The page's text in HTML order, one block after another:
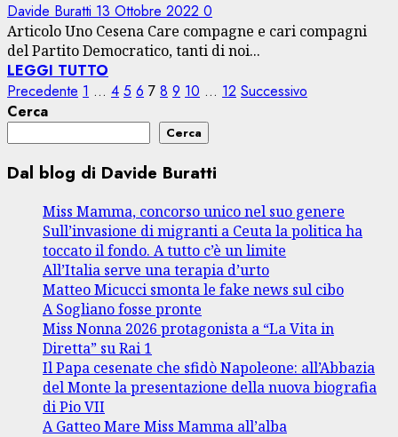
Davide Buratti 13 Ottobre 2022 0
Articolo Uno Cesena Care compagne e cari compagni
del Partito Democratico, tanti di noi...
LEGGI TUTTO
Paginazione
degli
articoli
Precedente 1 … 4 5 6 7 8 9 10 … 12 Successivo
Cerca
Cerca
Dal blog di Davide Buratti
Miss Mamma, concorso unico nel suo genere
Sull’invasione di migranti a Ceuta la politica ha
toccato il fondo. A tutto c’è un limite
All’Italia serve una terapia d’urto
Matteo Micucci smonta le fake news sul cibo
A Sogliano fosse pronte
Miss Nonna 2026 protagonista a “La Vita in
Diretta” su Rai 1
Il Papa cesenate che sfidò Napoleone: all’Abbazia
del Monte la presentazione della nuova biografia
di Pio VII
A Gatteo Mare Miss Mamma all’alba